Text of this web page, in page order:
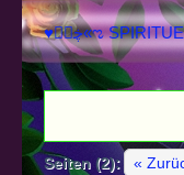
Seiten (2): «